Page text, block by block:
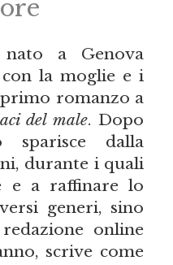
a Genova
con la moglie e i
romanzo a
del male. Dopo
sparisce dalla
durante i quali
e a raffinare lo
generi, sino
online
scrive come